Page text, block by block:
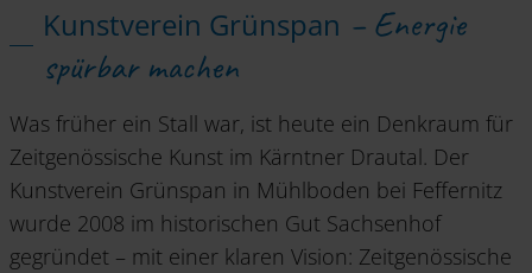
Kunstverein Grünspan – Energie
spürbar machen
Was früher ein Stall war, ist heute ein Denkraum für
Zeitgenössische Kunst im Kärntner Drautal. Der
Kunstverein Grünspan in Mühlboden bei Feffernitz
wurde 2008 im historischen Gut Sachsenhof
gegründet – mit einer klaren Vision: Zeitgenössische